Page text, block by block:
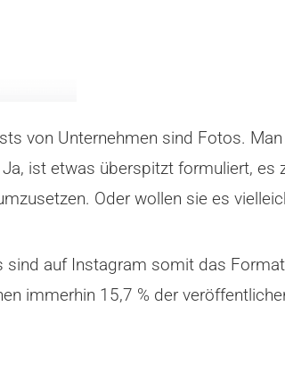
von Unternehmen sind Fotos.
ist etwas überspitzt formuliert, es
Oder wollen sie es
auf Instagram somit das
immerhin 15,7 % der